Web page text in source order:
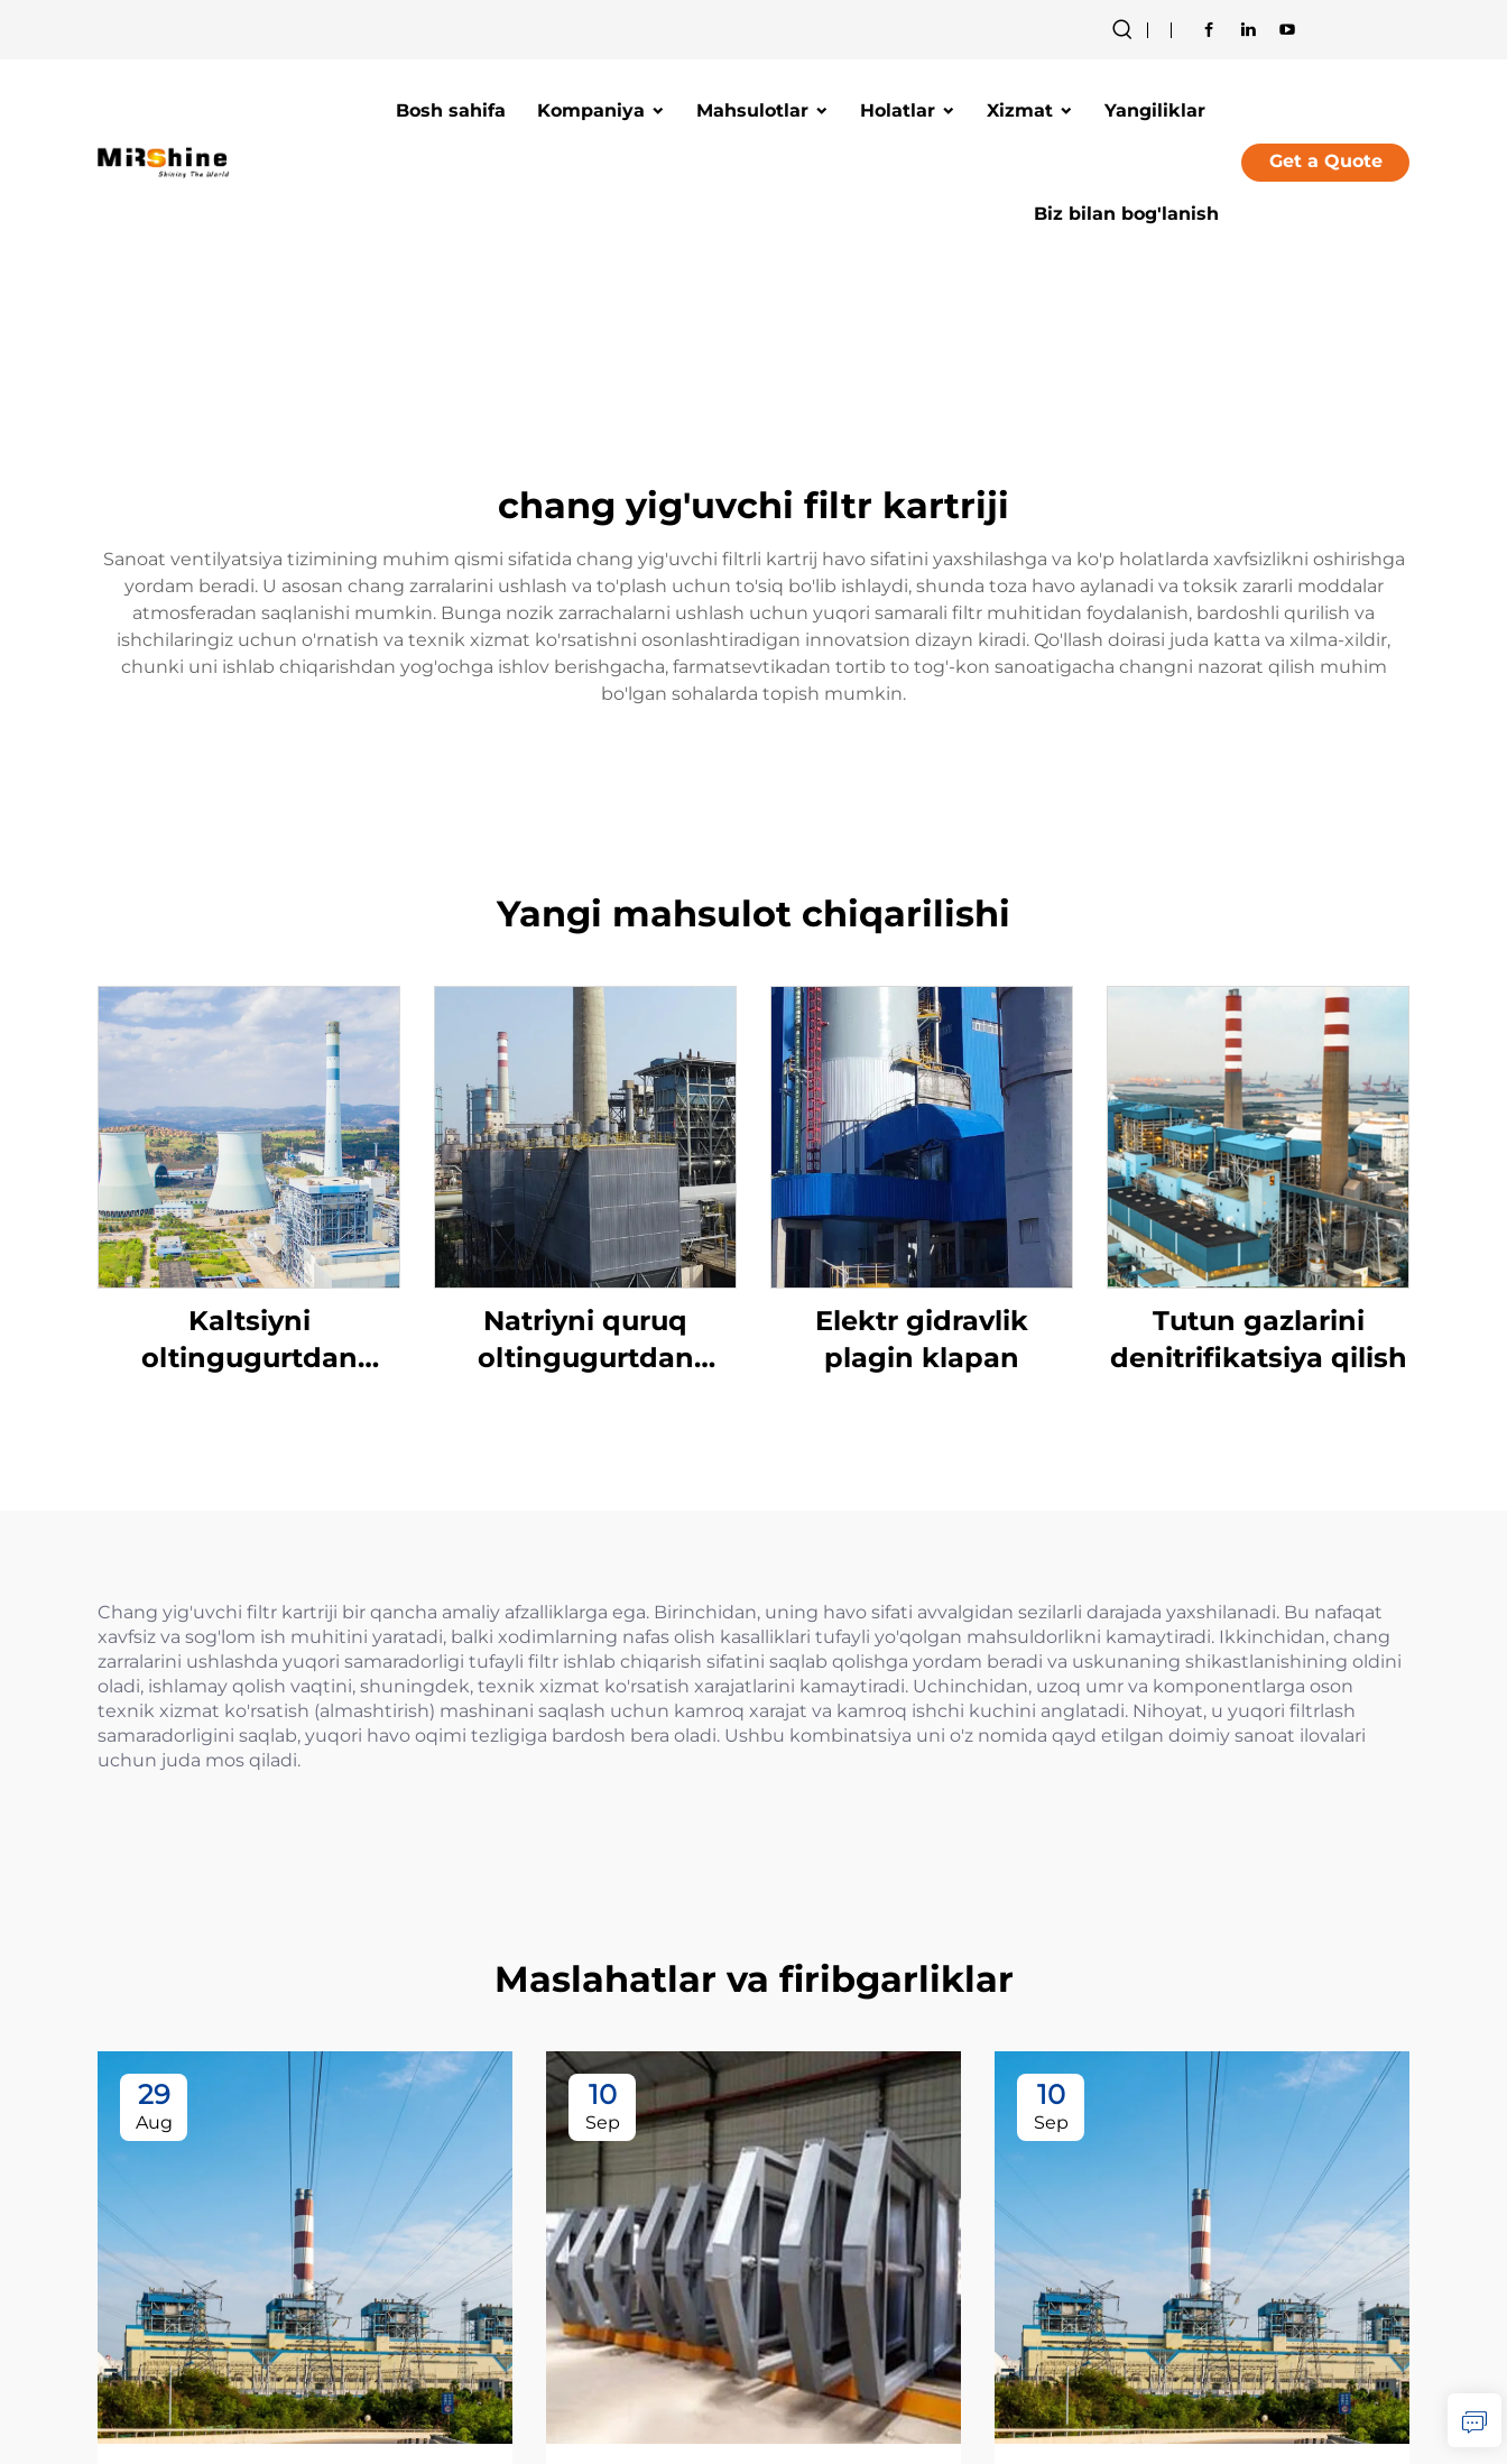
Bosh sahifa Kompaniya Mahsulotlar Holatlar Xizmat Yangiliklar
Biz bilan bog'lanish
Get a Quote
chang yig'uvchi filtr kartriji
Sanoat ventilyatsiya tizimining muhim qismi sifatida chang yig'uvchi filtrli kartrij havo sifatini yaxshilashga va ko'p holatlarda xavfsizlikni oshirishga
yordam beradi. U asosan chang zarralarini ushlash va to'plash uchun to'siq bo'lib ishlaydi, shunda toza havo aylanadi va toksik zararli moddalar
atmosferadan saqlanishi mumkin. Bunga nozik zarrachalarni ushlash uchun yuqori samarali filtr muhitidan foydalanish, bardoshli qurilish va
ishchilaringiz uchun o'rnatish va texnik xizmat ko'rsatishni osonlashtiradigan innovatsion dizayn kiradi. Qo'llash doirasi juda katta va xilma-xildir,
chunki uni ishlab chiqarishdan yog'ochga ishlov berishgacha, farmatsevtikadan tortib to tog'-kon sanoatigacha changni nazorat qilish muhim
bo'lgan sohalarda topish mumkin.
Yangi mahsulot chiqarilishi
Kaltsiyni
oltingugurtdan
Natriyni quruq
oltingugurtdan
Elektr gidravlik
plagin klapan
Tutun gazlarini
denitrifikatsiya qilish
Chang yig'uvchi filtr kartriji bir qancha amaliy afzalliklarga ega. Birinchidan, uning havo sifati avvalgidan sezilarli darajada yaxshilanadi. Bu nafaqat
xavfsiz va sog'lom ish muhitini yaratadi, balki xodimlarning nafas olish kasalliklari tufayli yo'qolgan mahsuldorlikni kamaytiradi. Ikkinchidan, chang
zarralarini ushlashda yuqori samaradorligi tufayli filtr ishlab chiqarish sifatini saqlab qolishga yordam beradi va uskunaning shikastlanishining oldini
oladi, ishlamay qolish vaqtini, shuningdek, texnik xizmat ko'rsatish xarajatlarini kamaytiradi. Uchinchidan, uzoq umr va komponentlarga oson
texnik xizmat ko'rsatish (almashtirish) mashinani saqlash uchun kamroq xarajat va kamroq ishchi kuchini anglatadi. Nihoyat, u yuqori filtrlash
samaradorligini saqlab, yuqori havo oqimi tezligiga bardosh bera oladi. Ushbu kombinatsiya uni o'z nomida qayd etilgan doimiy sanoat ilovalari
uchun juda mos qiladi.
Maslahatlar va firibgarliklar
29
Aug
10
Sep
10
Sep